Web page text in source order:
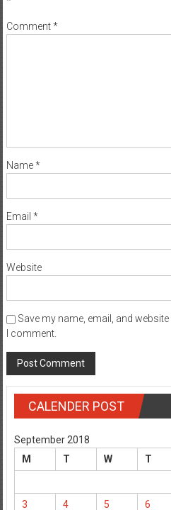
Comment*
Name*
Email *
Website
Save my name, email, and
I comment.
CALENDER POST
September 2018
M
T W T
3
4 5 6